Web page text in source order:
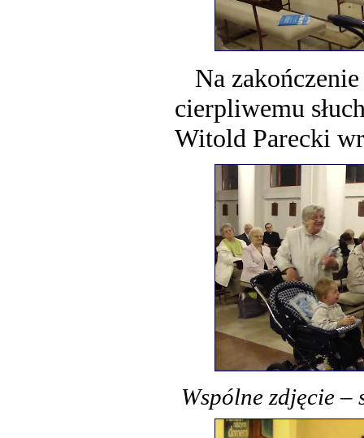
Na
cierpliwemu
Witold Parecki
Wspólne zdjęcie –